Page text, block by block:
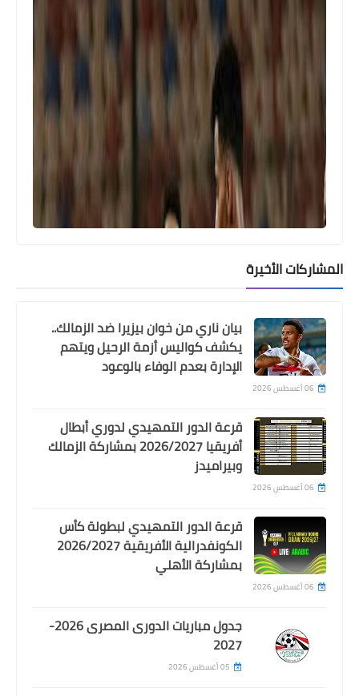
كولر يواصل استبعاد علي معلول في
قائمة الأهلي لمباراة الإياب أمام صن داونز
اخبار خفيفة
رسميا .. الفيفا يوقف القيد لنادي الزمالك
ونادي بيراميدز و5 أندية مصرية أخرى
اخبار خفيفة
الخطيب يفاجئ رئيس نادي جرين هيلز
ويحرج الجميع بكريم أخلاقه
المشاركات الأخيرة
بيان ناري من خوان بيزيرا ضد الزمالك..
يكشف كواليس أزمة الرحيل ويتهم
الإدارة بعدم الوفاء بالوعود
06 أغسطس 2026
قرعة الدور التمهيدي لدوري أبطال
أفريقيا 2026/2027 بمشاركة الزمالك
وبيراميدز
06 أغسطس 2026
قرعة الدور التمهيدي لبطولة كأس
الكونفدرالية الأفريقية 2026/2027
بمشاركة الأهلي
06 أغسطس 2026
جدول مباريات الدورى المصرى 2026-
2027
05 أغسطس 2026